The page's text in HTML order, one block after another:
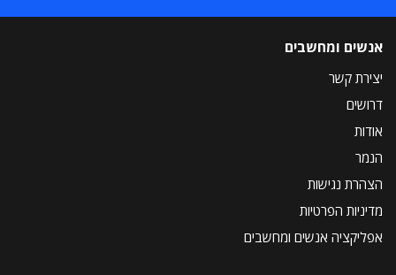
אנשים ומחשבים
יצירת קשר
דרושים
אודות
הנמר
הצהרת נגישות
מדיניות הפרטיות
אפליקציה אנשים ומחשבים